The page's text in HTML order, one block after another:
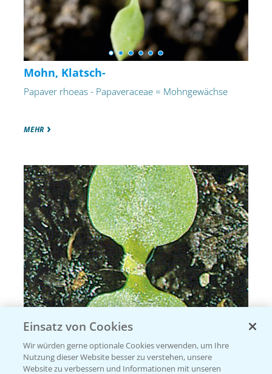
Mohn, Klatsch-
Papaver rhoeas - Papaveraceae = Mohngewächse
MEHR
Rainkohl, Gemeiner
Lapsana communis - Compositae =
Korbblütengewächse
Einsatz von Cookies
Wir würden gerne optionale Cookies verwenden, um Ihre
Nutzung dieser Website besser zu verstehen, unsere
Website zu verbessern und Informationen mit unseren